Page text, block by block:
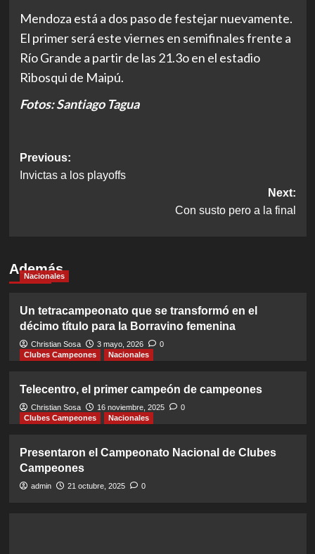
Mendoza está a dos paso de festejar nuevamente.
El primer será este viernes en semifinales frente a
Río Grande a partir de las 21.3o en el estadio
Ribosqui de Maipú.
Fotos: Santiago Tagua
Post
navigation
Previous:
Invictas a los playoffs
Next:
Con susto pero a la final
Además
Nacionales
Un tetracampeonato que se transformó en el
décimo título para la Borravino femenina
Christian Sosa 3 mayo, 2026
0
Clubes Campeones
Nacionales
Telecentro, el primer campeón de campeones
Christian Sosa 16 noviembre, 2025
0
Clubes Campeones
Nacionales
Presentaron el Campeonato Nacional de Clubes
Campeones
admin 21 octubre, 2025 0